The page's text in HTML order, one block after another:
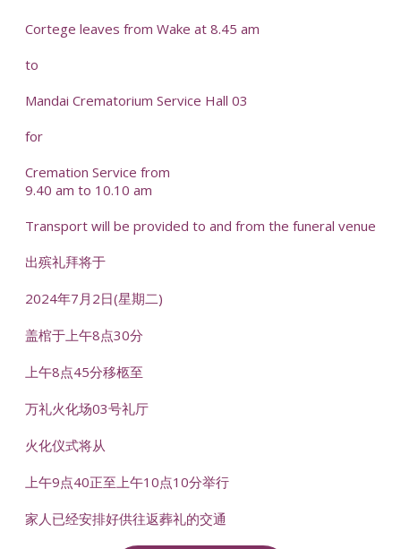
Cortege leaves from Wake at 8.45 am
to
Mandai Crematorium Service Hall 03
for
Cremation Service from
9.40 am to 10.10 am
Transport will be provided to and from the funeral venue
出殡礼拜将于
2024年7月2日(星期二)
盖棺于上午8点30分
上午8点45分移柩至
万礼火化场03号礼厅
火化仪式将从
上午9点40正至上午10点10分举行
家人已经安排好供往返葬礼的交通